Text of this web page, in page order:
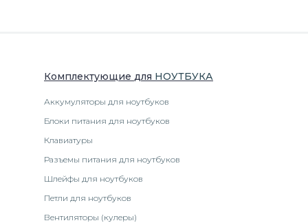
Комплектующие для НОУТБУКА
Аккумуляторы для ноутбуков
Блоки питания для ноутбуков
Клавиатуры
Разъемы питания для ноутбуков
Шлейфы для ноутбуков
Петли для ноутбуков
Вентиляторы (кулеры)